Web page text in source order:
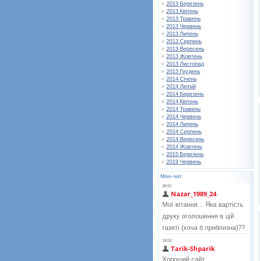
2013 Березень
2013 Квітень
2013 Травень
2013 Червень
2013 Липень
2013 Серпень
2013 Вересень
2013 Жовтень
2013 Листопад
2013 Грудень
2014 Січень
2014 Лютий
2014 Березень
2014 Квітень
2014 Травень
2014 Червень
2014 Липень
2014 Серпень
2014 Вересень
2014 Жовтень
2015 Березень
2019 Червень
Міні-чат